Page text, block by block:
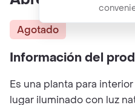
Agotado
Información del
Es una planta para
lugar iluminado con luz